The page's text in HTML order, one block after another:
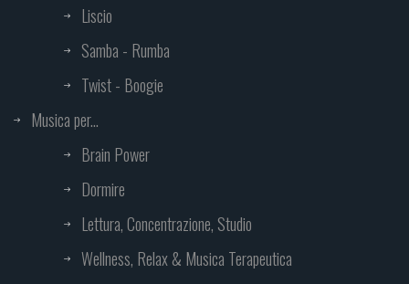
Liscio
Samba - Rumba
Twist - Boogie
Musica per...
Brain Power
Dormire
Lettura, Concentrazione, Studio
Wellness, Relax & Musica Terapeutica